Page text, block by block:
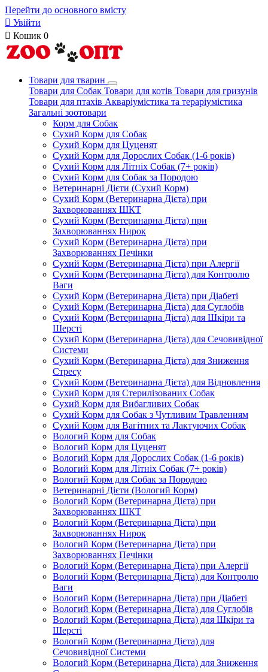
Перейти до основного вмісту
 Увійти
 Кошик 0
Товари для тварин
Товари для Собак Товари для котів Товари для гризунів
Товари для птахів Акваріумістика та тераріумістика
Загальні зоотовари
Корм для Собак
Сухий Корм для Собак
Сухий Корм для Цуценят
Сухий Корм для Дорослих Собак (1-6 років)
Сухий Корм для Літніх Собак (7+ років)
Сухий Корм для Собак за Породою
Ветеринарні Дієти (Сухий Корм)
Сухий Корм (Ветеринарна Дієта) при
Захворюваннях ШКТ
Сухий Корм (Ветеринарна Дієта) при
Захворюваннях Нирок
Сухий Корм (Ветеринарна Дієта) при
Захворюваннях Печінки
Сухий Корм (Ветеринарна Дієта) при Алергії
Сухий Корм (Ветеринарна Дієта) для Контролю
Ваги
Сухий Корм (Ветеринарна Дієта) при Діабеті
Сухий Корм (Ветеринарна Дієта) для Суглобів
Сухий Корм (Ветеринарна Дієта) для Шкіри та
Шерсті
Сухий Корм (Ветеринарна Дієта) для Сечовивідної
Системи
Сухий Корм (Ветеринарна Дієта) для Зниження
Стресу
Сухий Корм (Ветеринарна Дієта) для Відновлення
Сухий Корм для Стерилізованих Собак
Сухий Корм для Вибагливих Собак
Сухий Корм для Собак з Чутливим Травленням
Сухий Корм для Вагітних та Лактуючих Собак
Вологий Корм для Собак
Вологий Корм для Цуценят
Вологий Корм для Дорослих Собак (1-6 років)
Вологий Корм для Літніх Собак (7+ років)
Вологий Корм для Собак за Породою
Ветеринарні Дієти (Вологий Корм)
Вологий Корм (Ветеринарна Дієта) при
Захворюваннях ШКТ
Вологий Корм (Ветеринарна Дієта) при
Захворюваннях Нирок
Вологий Корм (Ветеринарна Дієта) при
Захворюваннях Печінки
Вологий Корм (Ветеринарна Дієта) при Алергії
Вологий Корм (Ветеринарна Дієта) для Контролю
Ваги
Вологий Корм (Ветеринарна Дієта) при Діабеті
Вологий Корм (Ветеринарна Дієта) для Суглобів
Вологий Корм (Ветеринарна Дієта) для Шкіри та
Шерсті
Вологий Корм (Ветеринарна Дієта) для
Сечовивідної Системи
Вологий Корм (Ветеринарна Дієта) для Зниження